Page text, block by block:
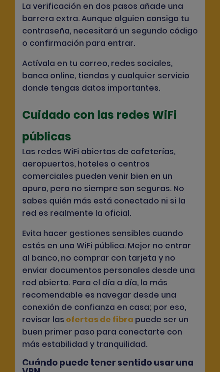
La verificación en dos pasos añade una
barrera extra. Aunque alguien consiga tu
contraseña, necesitará un segundo código
o confirmación para entrar.
Actívala en tu correo, redes sociales,
banca online, tiendas y cualquier servicio
donde tengas datos importantes.
Cuidado con las redes WiFi
públicas
Las redes WiFi abiertas de cafeterías,
aeropuertos, hoteles o centros
comerciales pueden venir bien en un
apuro, pero no siempre son seguras. No
sabes quién más está conectado ni si la
red es realmente la oficial.
Evita hacer gestiones sensibles cuando
estés en una WiFi pública. Mejor no entrar
al banco, no comprar con tarjeta y no
enviar documentos personales desde una
red abierta. Para el día a día, lo más
recomendable es navegar desde una
conexión de confianza en casa; por eso,
revisar las ofertas de fibra puede ser un
buen primer paso para conectarte con
más estabilidad y tranquilidad.
Cuándo puede tener sentido usar una